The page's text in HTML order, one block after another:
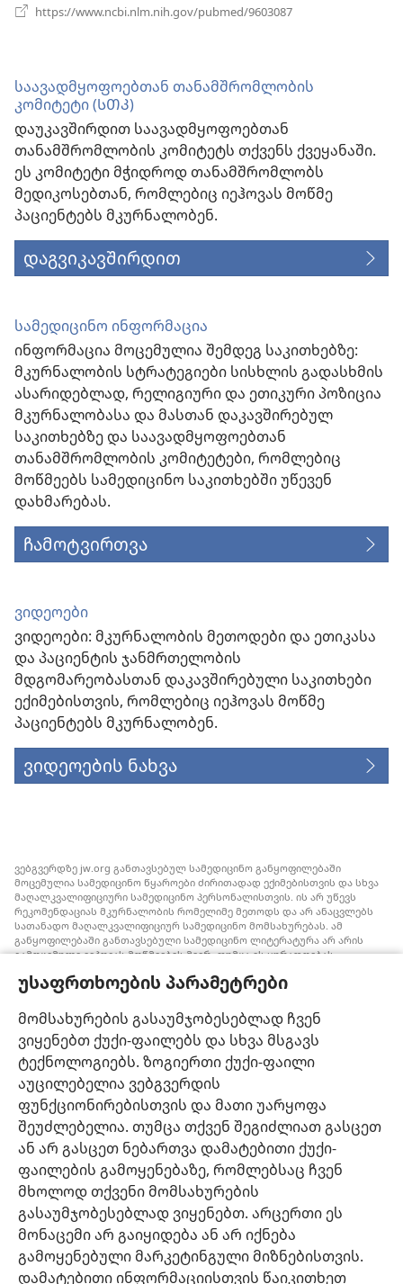
უსაფრთხოების პარამეტრები
მომსახურების გასაუმჯობესებლად ჩვენ
ვიყენებთ ქუქი-ფაილებს და სხვა მსგავს
ტექნოლოგიებს. ზოგიერთი ქუქი-ფაილი
აუცილებელია ვებგვერდის
ფუნქციონირებისთვის და მათი უარყოფა
შეუძლებელია. თუმცა თქვენ შეგიძლიათ გასცეთ
ან არ გასცეთ ნებართვა დამატებითი ქუქი-
ფაილების გამოყენებაზე, რომლებსაც ჩვენ
მხოლოდ თქვენი მომსახურების
გასაუმჯობესებლად ვიყენებთ. არცერთი ეს
მონაცემი არ გაიყიდება ან არ იქნება
გამოყენებული მარკეტინგული მიზნებისთვის.
დამატებითი ინფორმაციისთვის წაიკითხეთ
https://www.ncbi.nlm.nih.gov/pubmed/9603087
საავადმყოფოებთან თანამშრომლობის
კომიტეტი (ᲡᲗᲙ)
დაუკავშირდით საავადმყოფოებთან
თანამშრომლობის კომიტეტს თქვენს ქვეყანაში.
ეს კომიტეტი მჭიდროდ თანამშრომლობს
მედიკოსებთან, რომლებიც იეჰოვას მოწმე
პაციენტებს მკურნალობენ.
დაგვიკავშირდით
სამედიცინო ინფორმაცია
ინფორმაცია მოცემულია შემდეგ საკითხებზე:
მკურნალობის სტრატეგიები სისხლის გადასხმის
ასარიდებლად, რელიგიური და ეთიკური პოზიცია
მკურნალობასა და მასთან დაკავშირებულ
საკითხებზე და საავადმყოფოებთან
თანამშრომლობის კომიტეტები, რომლებიც
მოწმეებს სამედიცინო საკითხებში უწევენ
დახმარებას.
ჩამოტვირთვა
ვიდეოები
ვიდეოები: მკურნალობის მეთოდები და ეთიკასა
და პაციენტის ჯანმრთელობის
მდგომარეობასთან დაკავშირებული საკითხები
ექიმებისთვის, რომლებიც იეჰოვას მოწმე
პაციენტებს მკურნალობენ.
ვიდეოების ნახვა
ვებგვერდზე jw.org განთავსებულ სამედიცინო განყოფილებაში
მოცემულია სამედიცინო წყაროები ძირითადად ექიმებისთვის და სხვა
მაღალკვალიფიციური სამედიცინო პერსონალისთვის. ის არ უწევს
რეკომენდაციას მკურნალობის რომელიმე მეთოდს და არ ანაცვლებს
სათანადო მაღალკვალიფიციურ სამედიცინო მომსახურებას. ამ
განყოფილებაში განთავსებული სამედიცინო ლიტერატურა არ არის
გამოცემული იეჰოვას მოწმეების მიერ, თუმცა ის ყურადღებას
რომელიც შესაძლოა ყურადსაღები იყოს. თითოეული მედიკოსი
ვალდებულია, ინფორმირებული იყოს მედიცინაში არსებული
მიღწევების თაობაზე, რათა მკურნალობის ის მეთოდი შესთავაზოს
პაციენტს, რომელიც მისი ჯანმრთელობის მდგომარეობას საუკეთესოდ
შეესაბამება და არ ეწინააღმდეგება პაციენტის სურვილს,
ფასეულობებსა და მრწამსს. აქ მოცემული მკურნალობის მეთოდები
გამოიყენება ინდივიდუალურად, პაციენტის საჭიროებების
გათვალისწინებით.
პაციენტებისთვის: ყოველთვის მიმართეთ თქვენს ექიმს ან სხვა
მაღალკვალიფიციურ სამედიცინო პერსონალს, როდესაც
ჯანმრთელობის პრობლემები გექმნებათ ან საჭიროებთ მკურნალობას.
მიმართეთ ექიმს, თუ ფიქრობთ, რომ რაღაც გაწუხებთ.
ვებგვერდით სარგებლობა შესაძლებელიადადგენილი წესების
ფარგლებში.
დიზაინის კონფიგურაცია